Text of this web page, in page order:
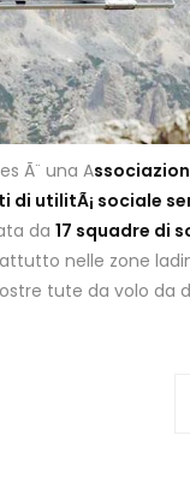
Ã¨ una A
di utilitÃ¡ sociale
da 17 squadre di
nelle zone
tute da volo da